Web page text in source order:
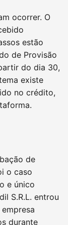
ocorrer. O
estão
de Provisão
do dia 30,
existe
no crédito,
de
o caso
e único
S.R.L. entrou
durante